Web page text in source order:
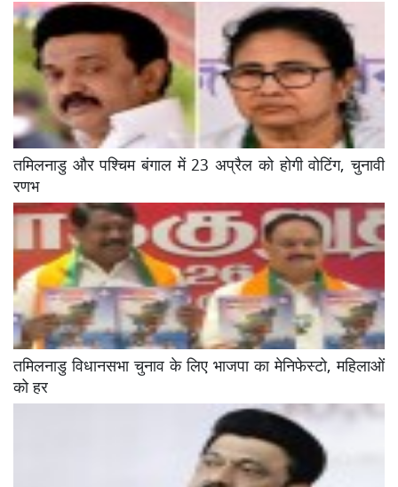
तमिलनाडु और पश्चिम बंगाल में 23 अप्रैल को होगी वोटिंग, चुनावी
रणभ
तमिलनाडु विधानसभा चुनाव के लिए भाजपा का मेनिफेस्टो, महिलाओं
को हर